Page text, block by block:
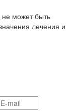
может быть
лечения и